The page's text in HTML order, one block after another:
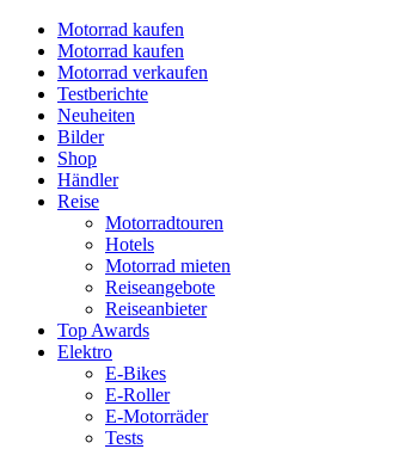
Motorrad kaufen
Motorrad kaufen
Motorrad verkaufen
Testberichte
Neuheiten
Bilder
Shop
Händler
Reise
Motorradtouren
Hotels
Motorrad mieten
Reiseangebote
Reiseanbieter
Top Awards
Elektro
E-Bikes
E-Roller
E-Motorräder
Tests